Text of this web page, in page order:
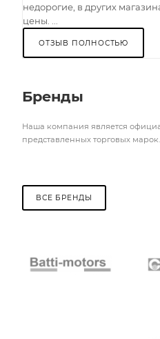
недорогие, в других
цены. ...
ОТЗЫВ ПОЛНОСТЬЮ
Бренды
Наша компания является
представленных торговых марок.
ВСЕ БРЕНДЫ